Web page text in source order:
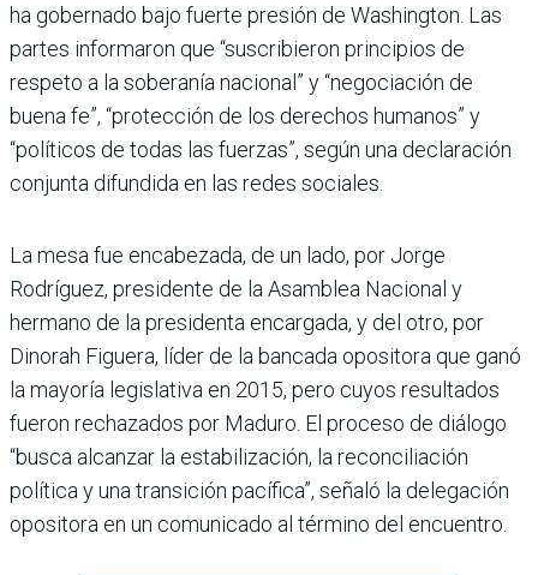
ha gobernado bajo fuerte presión de Washington. Las
partes informaron que “suscribieron principios de
respeto a la soberanía nacional” y “negociación de
buena fe”, “protección de los derechos humanos” y
“políticos de todas las fuerzas”, según una declaración
conjunta difundida en las redes sociales.
La mesa fue encabezada, de un lado, por Jorge
Rodríguez, presidente de la Asamblea Nacional y
hermano de la presidenta encargada, y del otro, por
Dinorah Figuera, líder de la bancada opositora que ganó
la mayoría legislativa en 2015, pero cuyos resultados
fueron rechazados por Maduro. El proceso de diálogo
“busca alcanzar la estabilización, la reconciliación
política y una transición pacífica”, señaló la delegación
opositora en un comunicado al término del encuentro.